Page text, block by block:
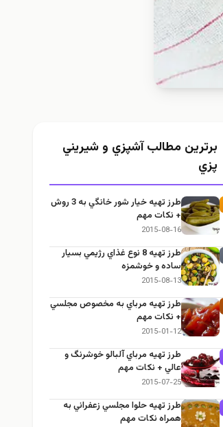
برترین مطالب آشپزي و شيريني
پزي
طرز تهيه خیار شور خانگي به 3 روش
+ نكات مهم
2015-08-16
طرز تهيه 8 نوع غذاي رژيمي بسيار
ساده و خوشمزه
2015-08-13
طرز تهيه مرباي به مخصوص مجلسي
+ نكات مهم
2015-01-12
طرز تهيه مرباي آلبالو خوشرنگ و
عالي + نكات مهم
2015-07-25
طرز تهيه حلوا مجلسي زعفراني به
همراه نكات مهم